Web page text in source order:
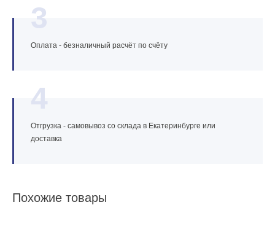
3
Оплата - безналичный расчёт по счёту
4
Отгрузка - самовывоз со склада в Екатеринбурге или
доставка
Похожие товары